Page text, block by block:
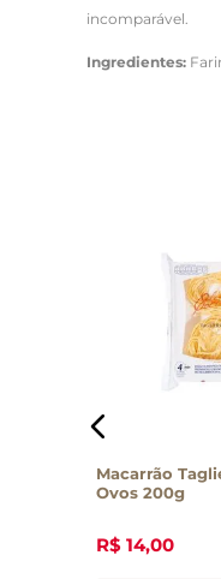
incomparável.
Ingredientes:
Macarrão
Ovos 200g
R$ 14,00